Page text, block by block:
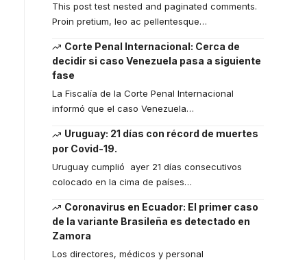
This post test nested and paginated comments.
Proin pretium, leo ac pellentesque…
Corte Penal Internacional: Cerca de
decidir si caso Venezuela pasa a siguiente
fase
La Fiscalía de la Corte Penal Internacional
informó que el caso Venezuela…
Uruguay: 21 días con récord de muertes
por Covid-19.
Uruguay cumplió ayer 21 días consecutivos
colocado en la cima de países…
Coronavirus en Ecuador: El primer caso
de la variante Brasileña es detectado en
Zamora
Los directores, médicos y personal